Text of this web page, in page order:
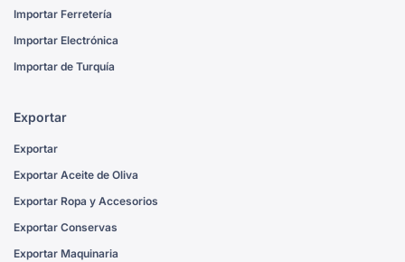
Importar Ferretería
Importar Electrónica
Importar de Turquía
Exportar
Exportar
Exportar Aceite de Oliva
Exportar Ropa y Accesorios
Exportar Conservas
Exportar Maquinaria